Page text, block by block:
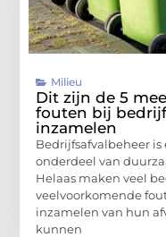
Milieu
Dit zijn de 5
fouten bij
inzamelen
Bedrijfsafvalbeheer is
onderdeel van
Helaas maken veel
veelvoorkomende
inzamelen van hun
kunnen